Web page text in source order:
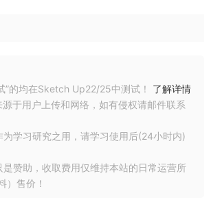
”的均在Sketch Up22/25中测试！ 了解详情
于用户上传和网络，如有侵权请邮件联系
学习研究之用，请学习使用后(24小时内)
赞助，收取费用仅维持本站的日常运营所
）售价！